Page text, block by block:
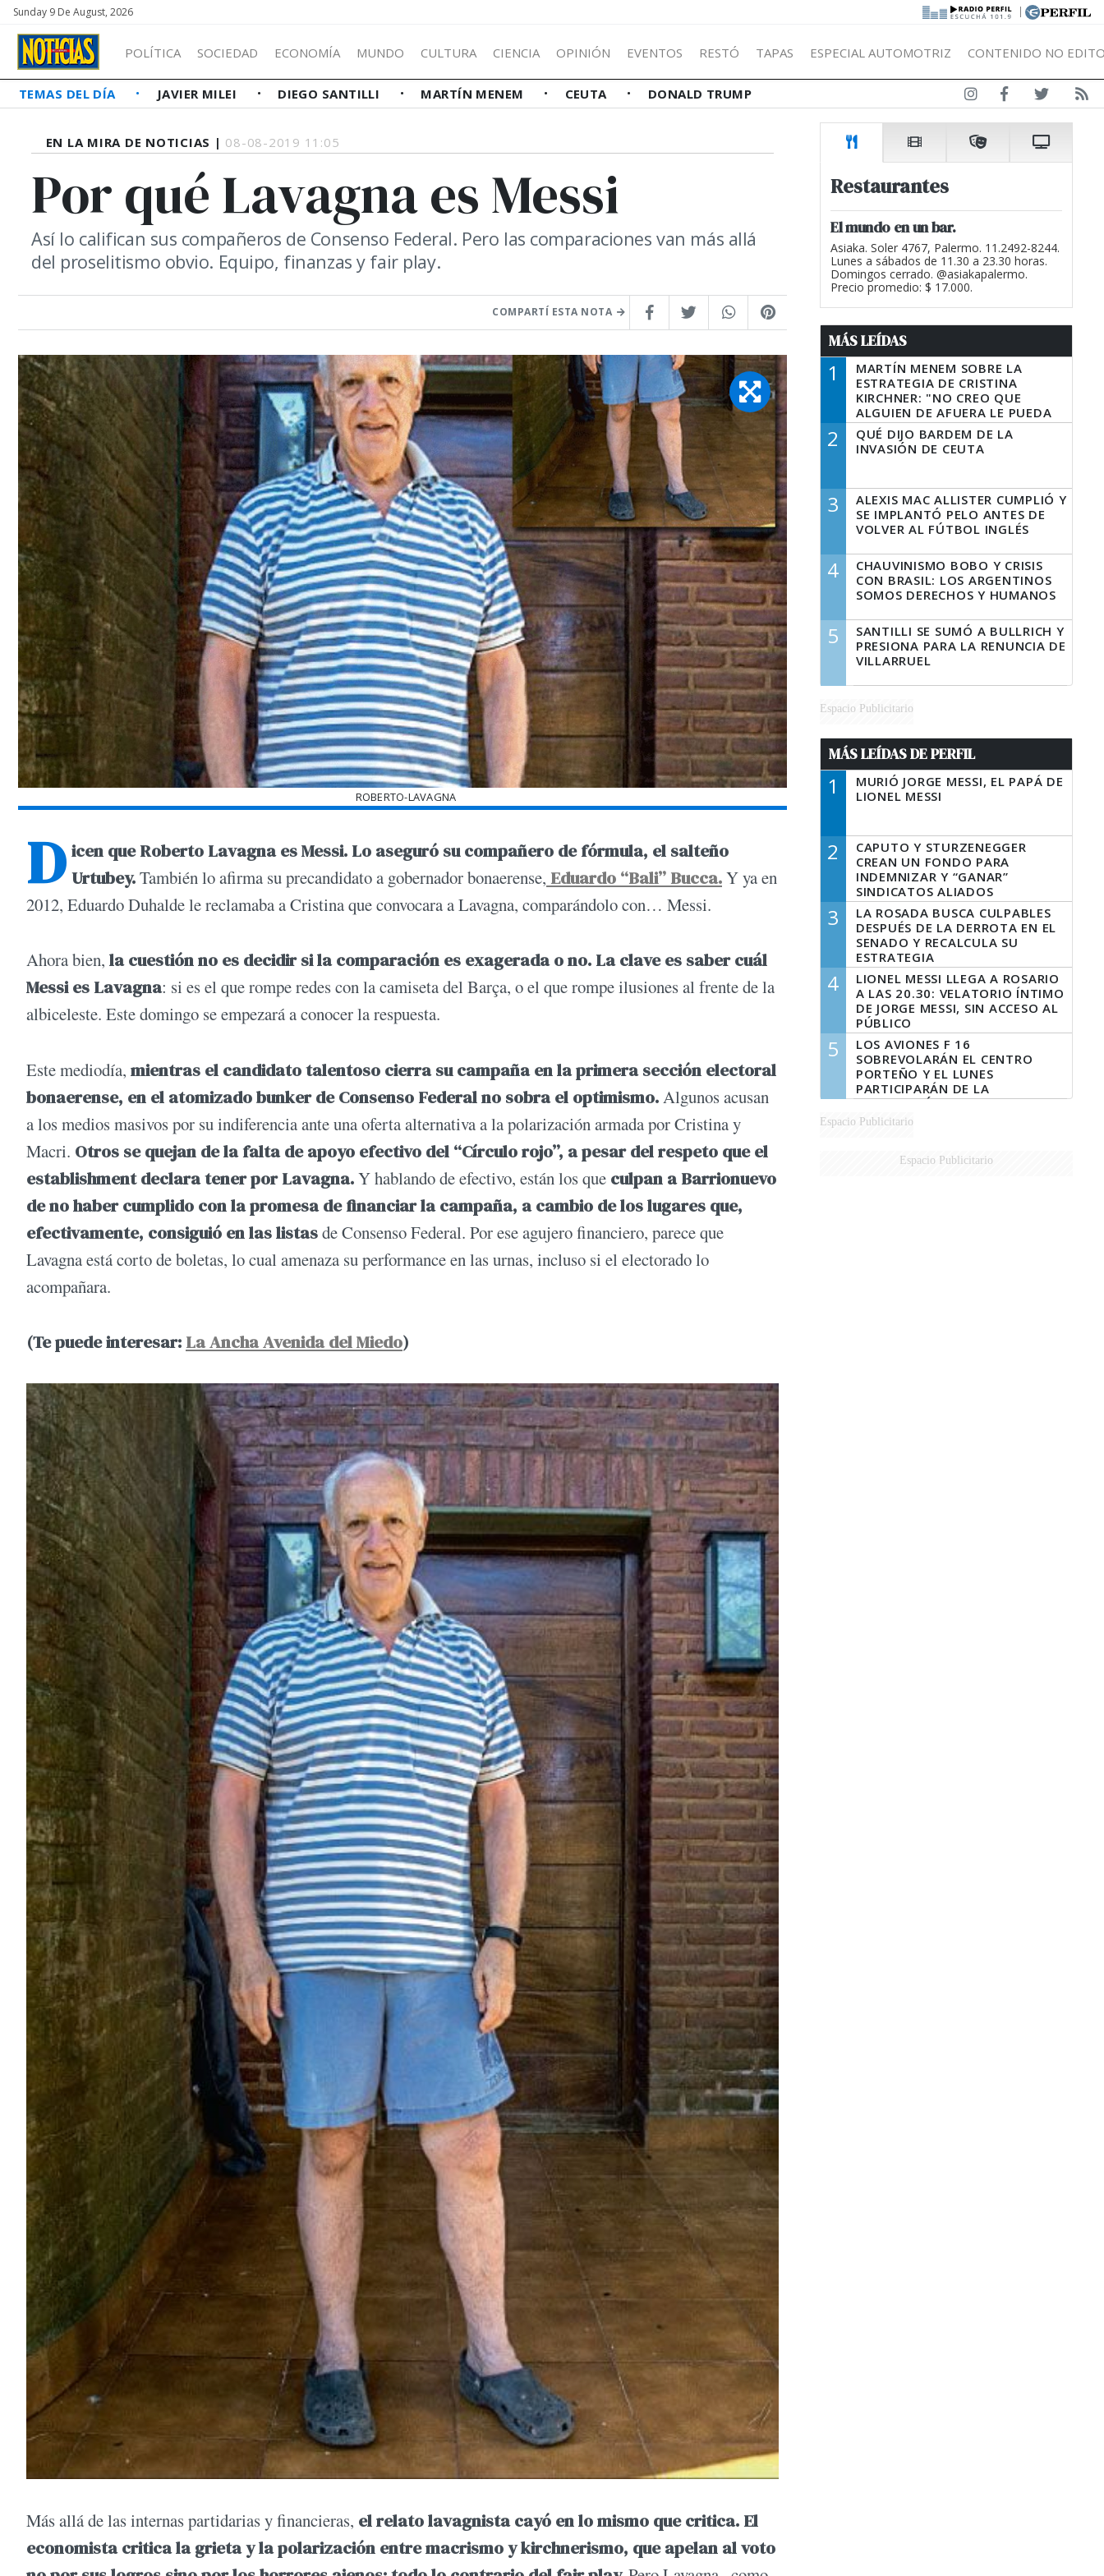
Sunday 9 De August, 2026 |
POLÍTICA SOCIEDAD ECONOMÍA MUNDO CULTURA CIENCIA OPINIÓN EVENTOS RESTÓ TAPAS ESPECIAL AUTOMOTRIZ CONTENIDO NO
TEMAS DEL DÍA JAVIER MILEI DIEGO SANTILLI MARTÍN MENEM CEUTA DONALD TRUMP
EN LA MIRA DE NOTICIAS | 08-08-2019 11:05
Por qué Lavagna es Messi
Así lo califican sus compañeros de Consenso Federal. Pero las comparaciones van más allá
del proselitismo obvio. Equipo, finanzas y fair play.
COMPARTÍ ESTA NOTA
ROBERTO-LAVAGNA
D icen que Roberto Lavagna es Messi. Lo aseguró su compañero de fórmula, el salteño
Urtubey.También lo afirma su precandidato a gobernador bonaerense, Eduardo “Bali” Bucca.Y ya en
2012, Eduardo Duhalde le reclamaba a Cristina que convocara a Lavagna, comparándolo con… Messi.
Ahora bien, la cuestión no es decidir si la comparación es exagerada o no. La clave es saber cuál
Messi es Lavagna: si es el que rompe redes con la camiseta del Barça, o el que rompe ilusiones al frente de la
albiceleste. Este domingo se empezará a conocer la respuesta.
Este mediodía, mientras el candidato talentoso cierra su campaña en la primera sección electoral
bonaerense, en el atomizado bunker de Consenso Federal no sobra el optimismo.Algunos acusan
a los medios masivos por su indiferencia ante una oferta alternativa a la polarización armada por Cristina y
Macri. Otros se quejan de la falta de apoyo efectivo del “Círculo rojo”, a pesar del respeto que el
establishment declara tener por Lavagna.Y hablando de efectivo, están los que culpan a Barrionuevo
de no haber cumplido con la promesa de financiar la campaña, a cambio de los lugares que,
efectivamente, consiguió en las listasde Consenso Federal. Por ese agujero financiero, parece que
Lavagna está corto de boletas, lo cual amenaza su performance en las urnas, incluso si el electorado lo
acompañara.
(Te puede interesar: La Ancha Avenida del Miedo)
Más allá de las internas partidarias y financieras, el relato lavagnista cayó en lo mismo que critica. El
economista critica la grieta y la polarización entre macrismo y kirchnerismo, que apelan al voto
Restaurantes
El mundo en un bar.
Asiaka. Soler 4767, Palermo. 11.2492-8244.
Lunes a sábados de 11.30 a 23.30 horas.
Domingos cerrado. @asiakapalermo.
Precio promedio: $ 17.000.
MÁS LEÍDAS
1
MARTÍN MENEM SOBRE LA
ESTRATEGIA DE CRISTINA
KIRCHNER: "NO CREO QUE
ALGUIEN DE AFUERA LE PUEDA
DECIR A LA JUSTICIA LO QUE
TIENE QUE HACER"
2
QUÉ DIJO BARDEM DE LA
INVASIÓN DE CEUTA
3
ALEXIS MAC ALLISTER CUMPLIÓ Y
SE IMPLANTÓ PELO ANTES DE
VOLVER AL FÚTBOL INGLÉS
4
CHAUVINISMO BOBO Y CRISIS
CON BRASIL: LOS ARGENTINOS
SOMOS DERECHOS Y HUMANOS
5
SANTILLI SE SUMÓ A BULLRICH Y
PRESIONA PARA LA RENUNCIA DE
VILLARRUEL
Espacio Publicitario
MÁS LEÍDAS DE PERFIL
1
MURIÓ JORGE MESSI, EL PAPÁ DE
LIONEL MESSI
2
CAPUTO Y STURZENEGGER
CREAN UN FONDO PARA
INDEMNIZAR Y “GANAR”
SINDICATOS ALIADOS
3
LA ROSADA BUSCA CULPABLES
DESPUÉS DE LA DERROTA EN EL
SENADO Y RECALCULA SU
ESTRATEGIA
4
LIONEL MESSI LLEGA A ROSARIO
A LAS 20.30: VELATORIO ÍNTIMO
DE JORGE MESSI, SIN ACCESO AL
PÚBLICO
5
LOS AVIONES F 16
SOBREVOLARÁN EL CENTRO
PORTEÑO Y EL LUNES
PARTICIPARÁN DE LA
CELEBRACIÓN DE LA FUERZA
AÉREA
Espacio Publicitario
Espacio Publicitario